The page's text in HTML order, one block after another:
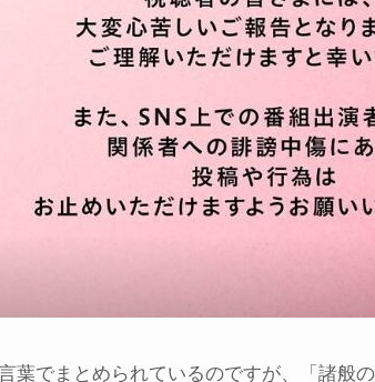
葉でまとめられているのですが、「諸般